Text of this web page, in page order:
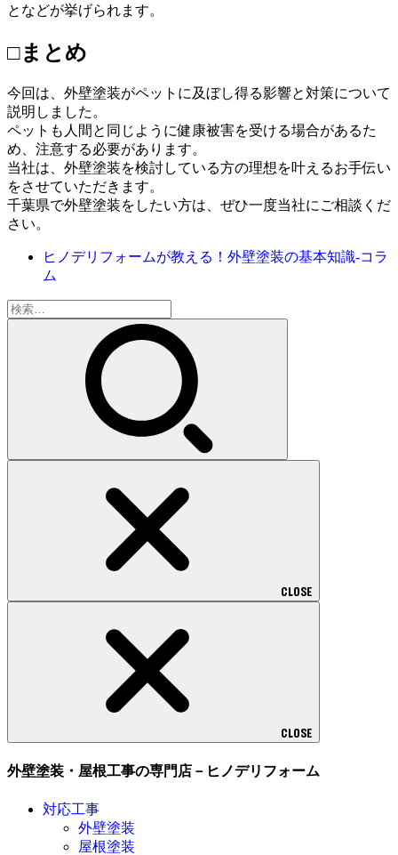
となどが挙げられます。
□まとめ
今回は、外壁塗装がペットに及ぼし得る影響と対策について
説明しました。
ペットも人間と同じように健康被害を受ける場合があるた
め、注意する必要があります。
当社は、外壁塗装を検討している方の理想を叶えるお手伝い
をさせていただきます。
千葉県で外壁塗装をしたい方は、ぜひ一度当社にご相談くだ
さい。
ヒノデリフォームが教える！外壁塗装の基本知識‐コラ
ム
検
索:
CLOSE
CLOSE
外壁塗装・屋根工事の専門店－ヒノデリフォーム
対応工事
外壁塗装
屋根塗装